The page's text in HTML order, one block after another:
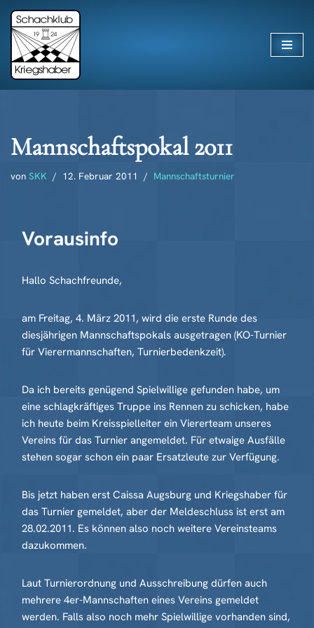
Zum
Inhalt
springen
Mannschaftspokal 2011
von SKK 12. Februar 2011 Mannschaftsturnier
Vorausinfo
Hallo Schachfreunde,
am Freitag, 4. März 2011, wird die erste Runde des
diesjährigen Mannschaftspokals ausgetragen (KO-Turnier
für Vierermannschaften, Turnierbedenkzeit).
Da ich bereits genügend Spielwillige gefunden habe, um
eine schlagkräftiges Truppe ins Rennen zu schicken, habe
ich heute beim Kreisspielleiter ein Viererteam unseres
Vereins für das Turnier angemeldet. Für etwaige Ausfälle
stehen sogar schon ein paar Ersatzleute zur Verfügung.
Bis jetzt haben erst Caissa Augsburg und Kriegshaber für
das Turnier gemeldet, aber der Meldeschluss ist erst am
28.02.2011. Es können also noch weitere Vereinsteams
dazukommen.
Laut Turnierordnung und Ausschreibung dürfen auch
mehrere 4er-Mannschaften eines Vereins gemeldet
werden. Falls also noch mehr Spielwillige vorhanden sind,